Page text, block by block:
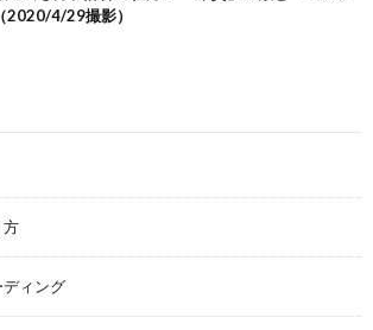
2020/4/29撮影）
方
ディング